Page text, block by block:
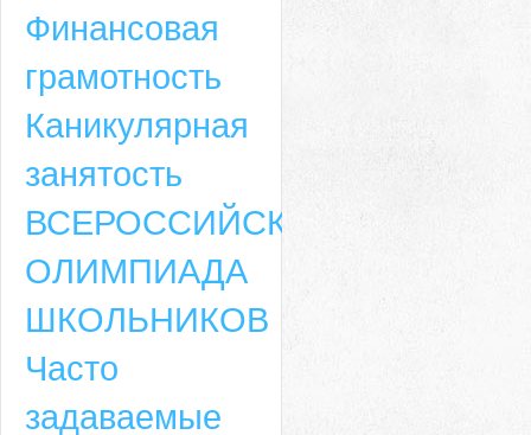
Финансовая
грамотность
Каникулярная
занятость
ВСЕРОССИЙСКАЯ
ОЛИМПИАДА
ШКОЛЬНИКОВ
Часто
задаваемые